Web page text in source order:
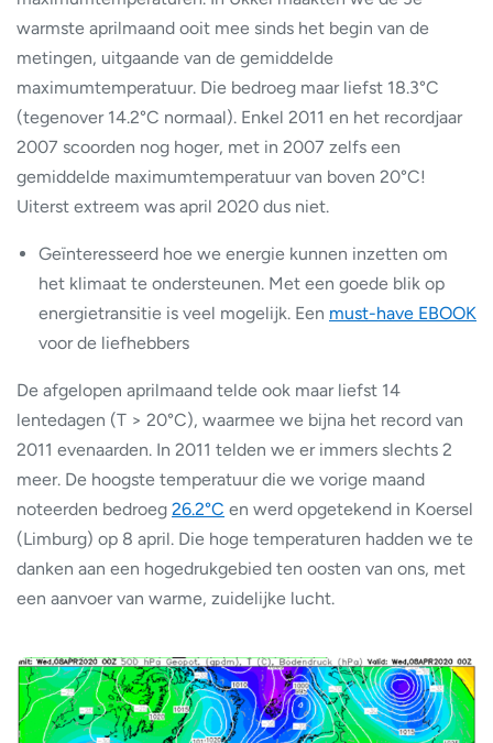
warmste aprilmaand ooit mee sinds het begin van de
metingen, uitgaande van de gemiddelde
maximumtemperatuur. Die bedroeg maar liefst 18.3°C
(tegenover 14.2°C normaal). Enkel 2011 en het recordjaar
2007 scoorden nog hoger, met in 2007 zelfs een
gemiddelde maximumtemperatuur van boven 20°C!
Uiterst extreem was april 2020 dus niet.
Geïnteresseerd hoe we energie kunnen inzetten om
het klimaat te ondersteunen. Met een goede blik op
energietransitie is veel mogelijk. Een must-have EBOOK
voor de liefhebbers
De afgelopen aprilmaand telde ook maar liefst 14
lentedagen (T > 20°C), waarmee we bijna het record van
2011 evenaarden. In 2011 telden we er immers slechts 2
meer. De hoogste temperatuur die we vorige maand
noteerden bedroeg 26.2°C en werd opgetekend in Koersel
(Limburg) op 8 april. Die hoge temperaturen hadden we te
danken aan een hogedrukgebied ten oosten van ons, met
een aanvoer van warme, zuidelijke lucht.